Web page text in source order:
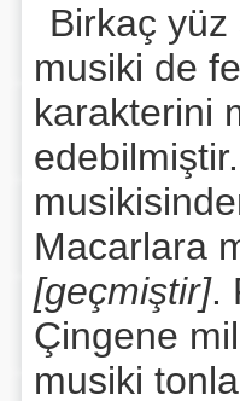
Birkaç yüz
musiki de
karakterini
Macarlara
[geçmiştir].
Çingene
musiki